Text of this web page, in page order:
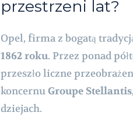
przestrzeni lat?
Opel, firma z bogatą
1862 roku. Przez ponad
przeszło liczne
koncernuGroupe Stellantis
dziejach.